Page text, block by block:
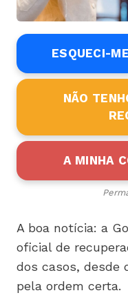
ESQUECI-
NÃO
A MINHA
A boa notícia: a
oficial de
dos casos, desde
pela ordem certa.